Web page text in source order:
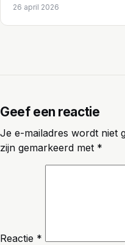
26 april 2026
Geef een reactie
Je e-mailadres wordt niet
zijn gemarkeerd met *
Reactie *